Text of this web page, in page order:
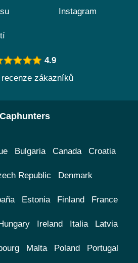
Instagram
4.9
recenze zákazníků
Caphunters
Bulgaria Canada Croatia
Republic Denmark
Estonia Finland France
Hungary Ireland Italia Latvia
Malta Poland Portugal